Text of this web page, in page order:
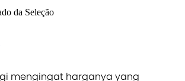
da Seleção
mengingat harganya yang